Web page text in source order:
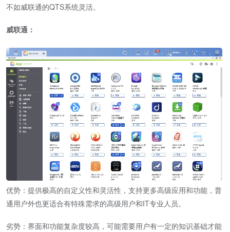
不如威联通的QTS系统灵活。
威联通：
优势：提供极高的自定义性和灵活性，支持更多高级应用和功能，普
通用户外也更适合有特殊需求的高级用户和IT专业人员。
劣势：界面和功能复杂度较高，可能需要用户有一定的知识基础才能